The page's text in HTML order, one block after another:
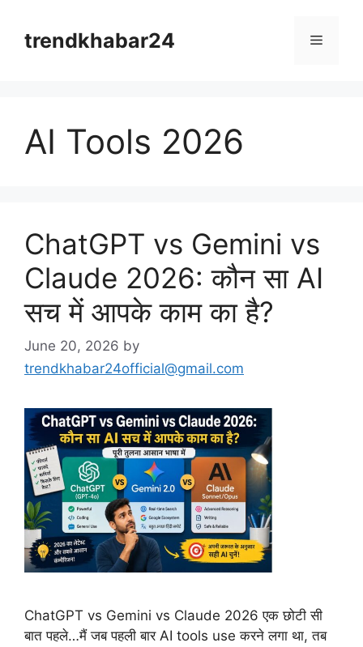
contenttrendkhabar24 Menu
AI Tools 2026
ChatGPT vs Gemini vs
Claude 2026: कौन सा AI
सच में आपके काम का है?
June 20, 2026 by
trendkhabar24official@gmail.com
ChatGPT vs Gemini vs Claude 2026 एक छोटी सी
बात पहले…मैं जब पहली बार AI tools use करने लगा था, तब